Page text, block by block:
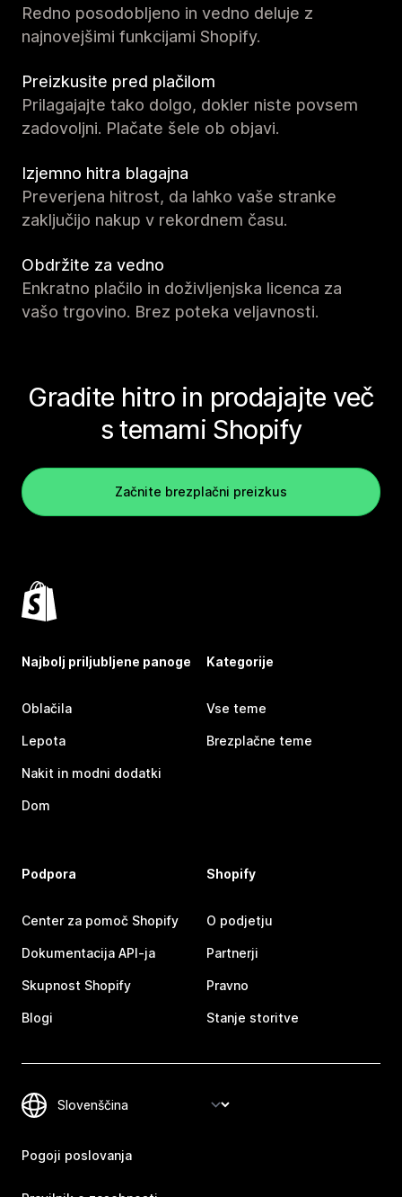
Redno posodobljeno in vedno deluje z
najnovejšimi funkcijami Shopify.
Preizkusite pred plačilom
Prilagajajte tako dolgo, dokler niste povsem
zadovoljni. Plačate šele ob objavi.
Izjemno hitra blagajna
Preverjena hitrost, da lahko vaše stranke
zaključijo nakup v rekordnem času.
Obdržite za vedno
Enkratno plačilo in doživljenjska licenca za
vašo trgovino. Brez poteka veljavnosti.
Gradite hitro in prodajajte več
s temami Shopify
Začnite brezplačni preizkus
Najbolj priljubljene panoge
Oblačila
Lepota
Nakit in modni dodatki
Dom
Kategorije
Vse teme
Brezplačne teme
Podpora
Center za pomoč Shopify
Dokumentacija API-ja
Skupnost Shopify
Blogi
Shopify
O podjetju
Partnerji
Pravno
Stanje storitve
Pogoji poslovanja